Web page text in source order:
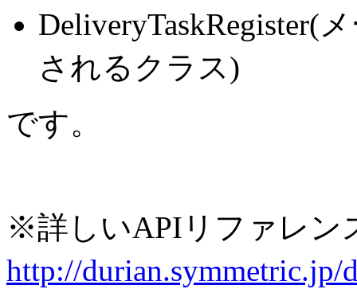
DeliveryTaskRegister(
されるクラス)
です。
※詳しいAPIリファレン
http://durian.symmetric.jp/